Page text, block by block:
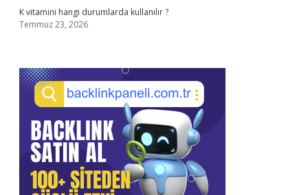
K vitamini hangi durumlarda kullanılır ?
Temmuz 23, 2026